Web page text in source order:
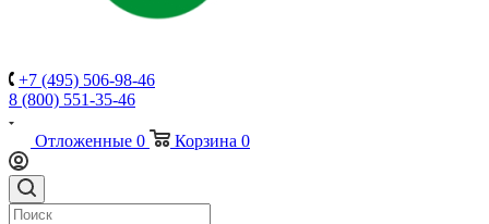
+7 (495) 506-98-46
8 (800) 551-35-46
Отложенные 0 Корзина 0